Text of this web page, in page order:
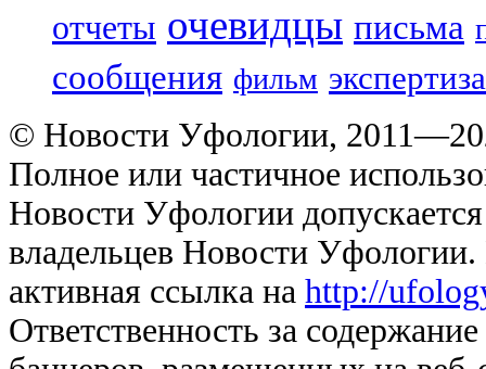
отчеты очевидцы письма
сообщения фильм экспертиза
© Новости Уфологии,
Полное или частичное
Новости Уфологии
владельцев Новости
активная ссылка на http://
Ответственность за